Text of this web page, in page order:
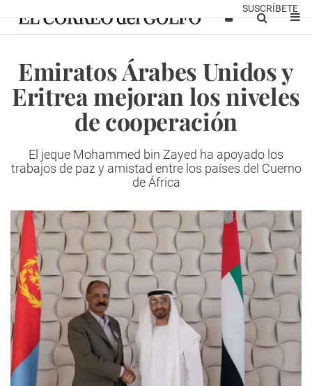
SUSCRÍBETE
Emiratos Árabes Unidos y
Eritrea mejoran los niveles
de cooperación
El jeque Mohammed bin Zayed ha apoyado los
trabajos de paz y amistad entre los países del Cuerno
de África